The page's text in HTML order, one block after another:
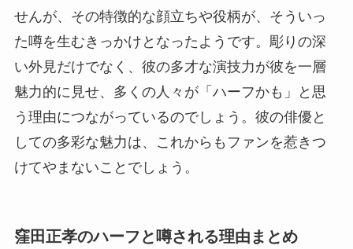
せんが、その特徴的な顔立ちや役柄が、そういっ
た噂を生むきっかけとなったようです。彫りの深
い外見だけでなく、彼の多才な演技力が彼を一層
魅力的に見せ、多くの人々が「ハーフかも」と思
う理由につながっているのでしょう。彼の俳優と
しての多彩な魅力は、これからもファンを惹きつ
けてやまないことでしょう。
窪田正孝のハーフと噂される理由まとめ